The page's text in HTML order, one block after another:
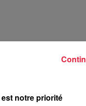
notre priorité